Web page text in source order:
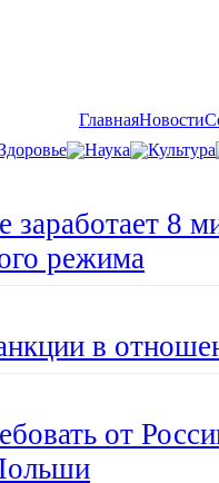
ГлавнаяНовости
Наука Культура
заработает 8
режима
в
от